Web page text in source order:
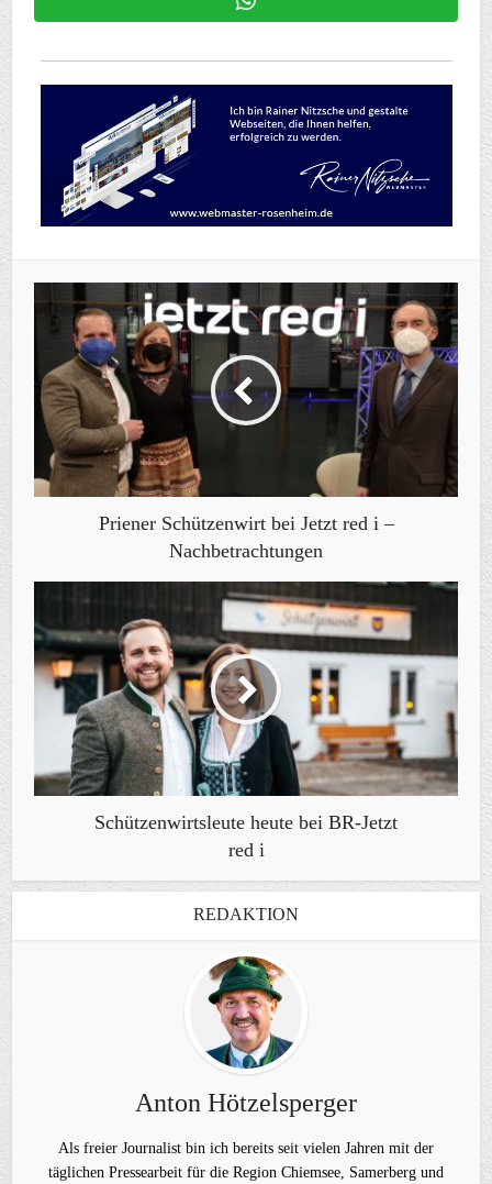
Priener Schützenwirt bei Jetzt red i –
Nachbetrachtungen
Schützenwirtsleute heute bei BR-Jetzt
red i
REDAKTION
Anton Hötzelsperger
Als freier Journalist bin ich bereits seit vielen Jahren mit der
täglichen Pressearbeit für die Region Chiemsee, Samerberg und